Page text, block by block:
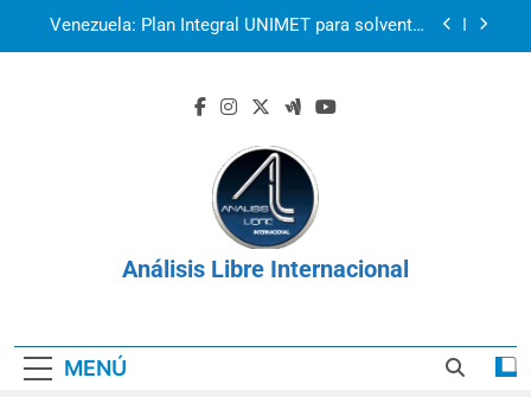
Venezuela: Plan Integral UNIMET para solventar
La prisión como herramienta de control:
Venezuela, Cuba y Nicaragua 2026
Venezuela: Plan Integral UNIMET para solventar
la crisis apocalíptica de La Guaira
Análisis Libre Internacional
MENÚ